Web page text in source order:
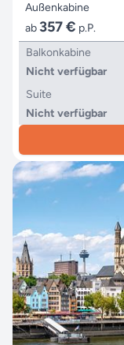
Außenkabine
ab 357 € p.P.
Balkonkabine
Nicht verfügbar
Suite
Nicht verfügbar